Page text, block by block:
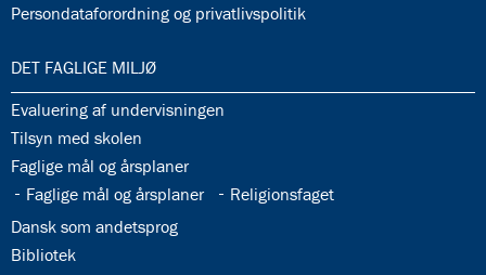
32.37:
Persondataforordning og privatlivspolitik
33.0:
DET FAGLIGE MILJØ
33.1:
Evaluering af undervisningen
33.2:
Tilsyn med skolen
33.3:
Faglige mål og årsplaner
33.4:
Faglige mål og årsplaner 33.5:
Religionsfaget
33.6:
Dansk som andetsprog
33.7:
Bibliotek